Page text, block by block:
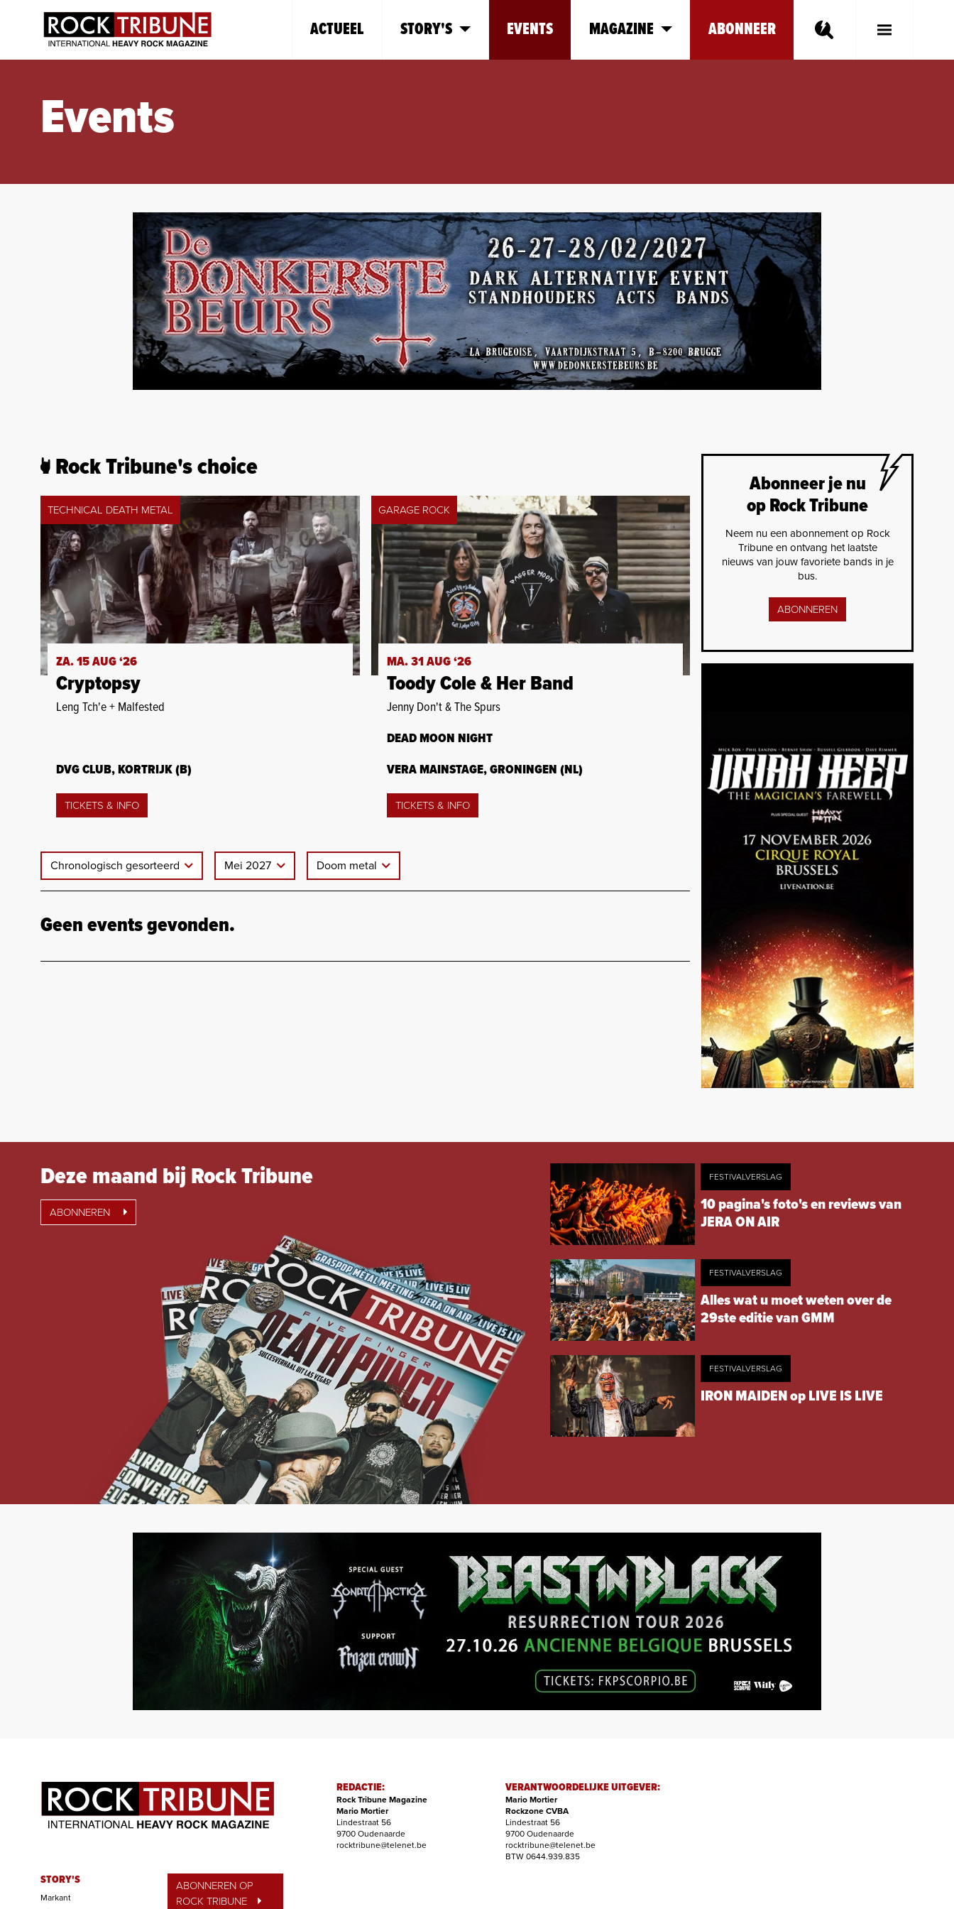
ACTUEEL STORY'S EVENTS MAGAZINE ABONNEER
Toggle
Events
Rock Tribune's choice
TECHNICAL DEATH METAL
ZA. 15 AUG ‘26
Cryptopsy
Leng Tch'e + Malfested
DVG CLUB, KORTRIJK (B)
TICKETS & INFO
GARAGE ROCK
MA. 31 AUG ‘26
Toody Cole & Her Band
Jenny Don't & The Spurs
DEAD MOON NIGHT
VERA MAINSTAGE, GRONINGEN (NL)
TICKETS & INFO
Chronologisch gesorteerd Mei 2027 Doom metal
Geen events gevonden.
Abonneer je nu
op Rock Tribune
Neem nu een abonnement op Rock
Tribune en ontvang het laatste
nieuws van jouw favoriete bands in je
bus.
ABONNEREN
Deze maand bij Rock Tribune
ABONNEREN
FESTIVALVERSLAG
10 pagina's foto's en reviews van
JERA ON AIR
FESTIVALVERSLAG
Alles wat u moet weten over de
29ste editie van GMM
FESTIVALVERSLAG
IRON MAIDEN op LIVE IS LIVE
STORY'S
Markant
ABONNEREN OP
ROCK TRIBUNE
REDACTIE:
Rock Tribune Magazine
Mario Mortier
Lindestraat 56
9700 Oudenaarde
rocktribune@telenet.be
VERANTWOORDELIJKE UITGEVER:
Mario Mortier
Rockzone CVBA
Lindestraat 56
9700 Oudenaarde
rocktribune@telenet.be
BTW 0644.939.835